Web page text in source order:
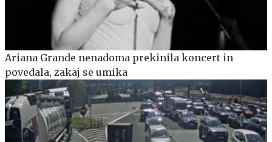
Ariana Grande nenadoma prekinila koncert in
povedala, zakaj se umika